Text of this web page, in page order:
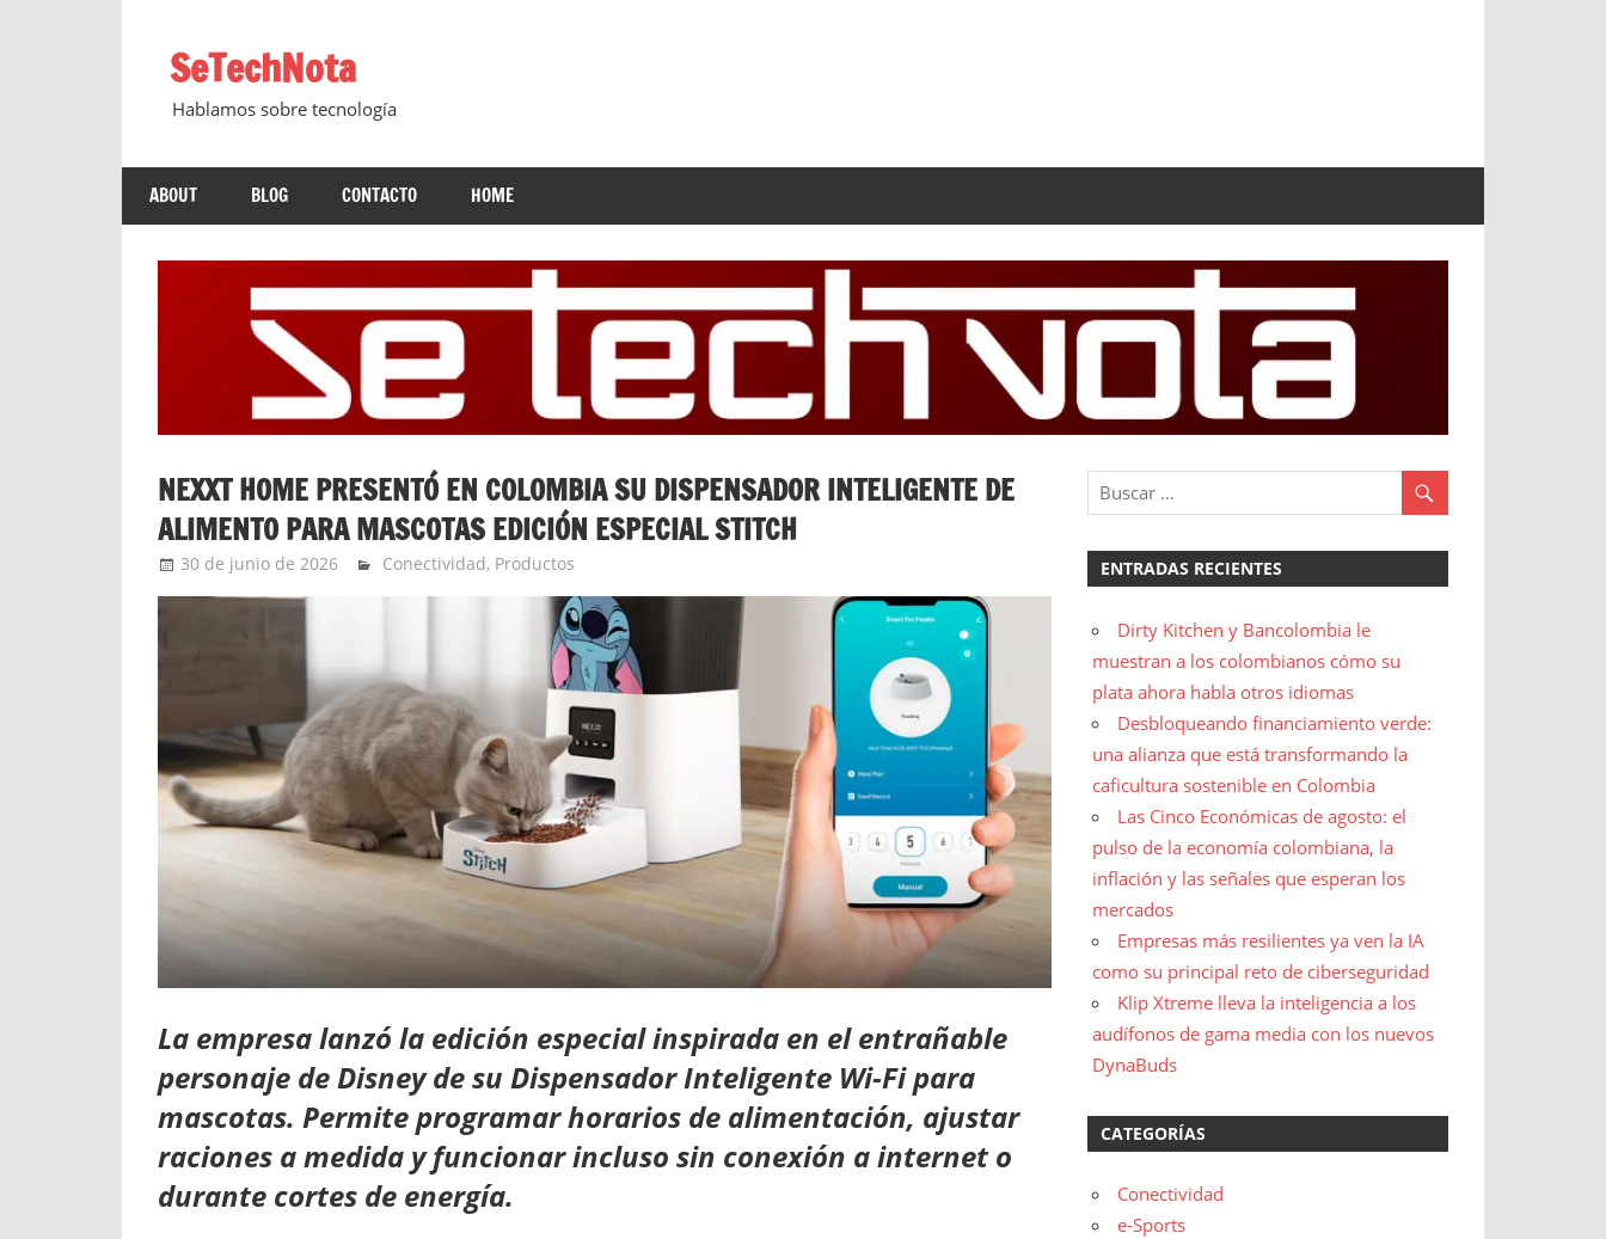
contenidoSeTechNota
Hablamos sobre tecnología
ABOUT BLOG CONTACTO HOME
NEXXT HOME PRESENTÓ EN COLOMBIA SU DISPENSADOR INTELIGENTE DE
ALIMENTO PARA MASCOTAS EDICIÓN ESPECIAL STITCH
30 de junio de 2026 Ernesto Herrera
Conectividad, Productos
La empresa lanzó la edición especial inspirada en el entrañable
personaje de Disney de su Dispensador Inteligente Wi-Fi para
mascotas. Permite programar horarios de alimentación, ajustar
raciones a medida y funcionar incluso sin conexión a internet o
durante cortes de energía.
ENTRADAS RECIENTES
Dirty Kitchen y Bancolombia le
muestran a los colombianos cómo su
plata ahora habla otros idiomas
Desbloqueando financiamiento verde:
una alianza que está transformando la
caficultura sostenible en Colombia
Las Cinco Económicas de agosto: el
pulso de la economía colombiana, la
inflación y las señales que esperan los
mercados
Empresas más resilientes ya ven la IA
como su principal reto de ciberseguridad
Klip Xtreme lleva la inteligencia a los
audífonos de gama media con los nuevos
DynaBuds
CATEGORÍAS
Conectividad
e-Sports